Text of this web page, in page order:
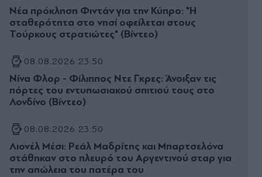
Νέα πρόκληση Φιντάν για την Κύπρο: "Η
σταθερότητα στο νησί οφείλεται στους
Τούρκους στρατιώτες" (Βίντεο)
08.08.2026 23:50
Νίνα Φλορ - Φίλιππος Ντε Γκρες: Άνοιξαν τις
πόρτες του εντυπωσιακού σπιτιού τους στο
Λονδίνο (Βίντεο)
08.08.2026 23:50
Λιονέλ Μέσι: Ρεάλ Μαδρίτης και Μπαρτσελόνα
στάθηκαν στο πλευρό του Αργεντινού σταρ για
την απώλεια του πατέρα του